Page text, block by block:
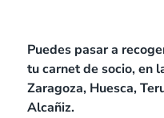
Puedes pasar a
tu carnet de socio, en
Zaragoza, Huesca,
Alcañiz.